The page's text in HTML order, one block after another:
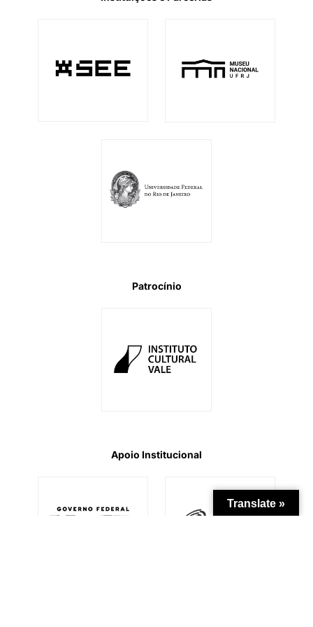
Patrocínio
Apoio Institucional
Translate »